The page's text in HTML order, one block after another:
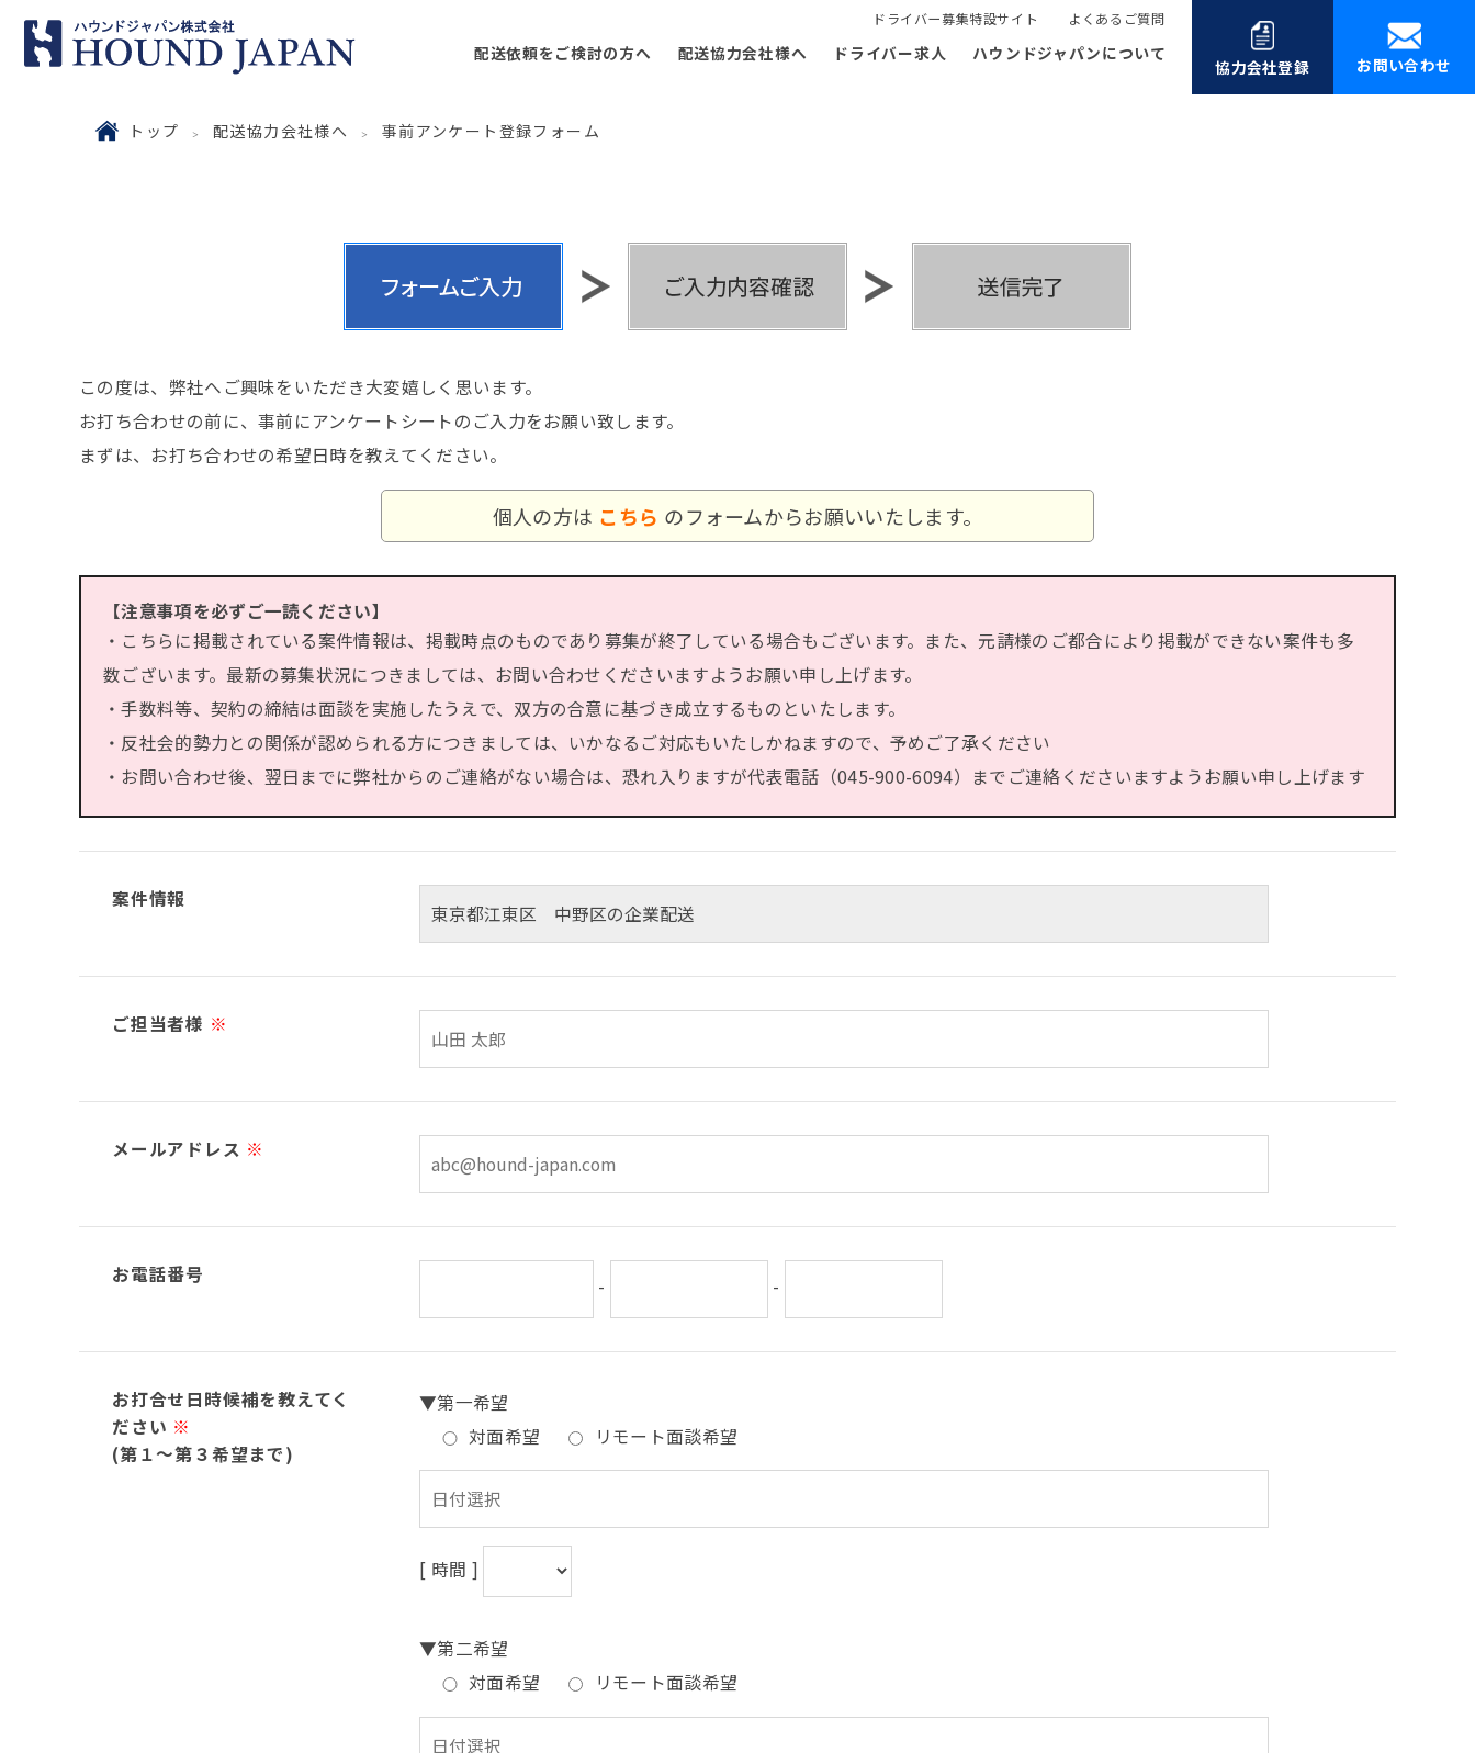
ドライバー募集特設サイト よくあるご質問
配送依頼をご検討の方へ 配送協力会社様へ ドライバー求人 ハウンドジャパンについて
協力会社登録 お問い合わせ
トップ 配送協力会社様へ 事前アンケート登録フォーム
この度は、弊社へご興味をいただき大変嬉しく思います。
お打ち合わせの前に、事前にアンケートシートのご入力をお願い致します。
まずは、お打ち合わせの希望日時を教えてください。
個人の方は こちら のフォームからお願いいたします。
【注意事項を必ずご一読ください】
・こちらに掲載されている案件情報は、掲載時点のものであり募集が終了している場合もございます。また、元請様のご都合により掲載ができない案件も多
数ございます。最新の募集状況につきましては、お問い合わせくださいますようお願い申し上げます。
・手数料等、契約の締結は面談を実施したうえで、双方の合意に基づき成立するものといたします。
・反社会的勢力との関係が認められる方につきましては、いかなるご対応もいたしかねますので、予めご了承ください
・お問い合わせ後、翌日までに弊社からのご連絡がない場合は、恐れ入りますが代表電話（045-900-6094）までご連絡くださいますようお願い申し上げます
案件情報
ご担当者様 ※
メールアドレス ※
お電話番号
- -
お打合せ日時候補を教えてく
ださい ※
(第１～第３希望まで)
▼第一希望
対面希望
リモート面談希望
[ 時間 ]
▼第二希望
対面希望
リモート面談希望